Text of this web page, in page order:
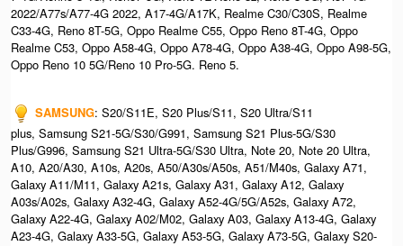
2022/A77s/A77-4G 2022, A17-4G/A17K, Realme C30/C30S, Realme
C33-4G, Reno 8T-5G, Oppo Realme C55, Oppo Reno 8T-4G, Oppo
Realme C53, Oppo A58-4G, Oppo A78-4G, Oppo A38-4G, Oppo A98-5G,
Oppo Reno 10 5G/Reno 10 Pro-5G. Reno 5.
SAMSUNG: S20/S11E, S20 Plus/S11, S20 Ultra/S11
plus, Samsung S21-5G/S30/G991, Samsung S21 Plus-5G/S30
Plus/G996, Samsung S21 Ultra-5G/S30 Ultra, Note 20, Note 20 Ultra,
A10, A20/A30, A10s, A20s, A50/A30s/A50s, A51/M40s, Galaxy A71,
Galaxy A11/M11, Galaxy A21s, Galaxy A31, Galaxy A12, Galaxy
A03s/A02s, Galaxy A32-4G, Galaxy A52-4G/5G/A52s, Galaxy A72,
Galaxy A22-4G, Galaxy A02/M02, Galaxy A03, Galaxy A13-4G, Galaxy
A23-4G, Galaxy A33-5G, Galaxy A53-5G, Galaxy A73-5G, Galaxy S20-